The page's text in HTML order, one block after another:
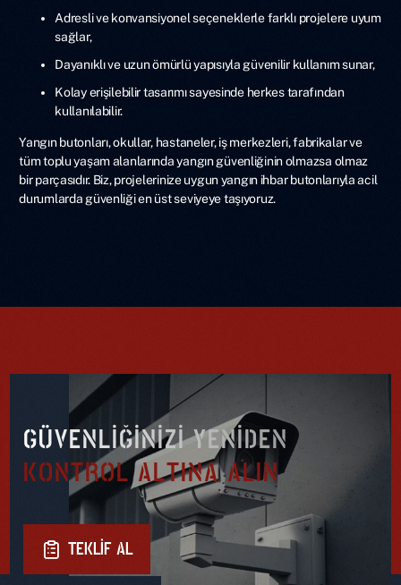
Adresli ve konvansiyonel seçeneklerle farklı projelere uyum
sağlar,
Dayanıklı ve uzun ömürlü yapısıyla güvenilir kullanım sunar,
Kolay erişilebilir tasarımı sayesinde herkes tarafından
kullanılabilir.
Yangın butonları, okullar, hastaneler, iş merkezleri, fabrikalar ve
tüm toplu yaşam alanlarında yangın güvenliğinin olmazsa olmaz
bir parçasıdır. Biz, projelerinize uygun yangın ihbar butonlarıyla acil
durumlarda güvenliği en üst seviyeye taşıyoruz.
GÜVENLIĞINIZI YENIDEN
KONTROL ALTINA ALIN
TEKLIF AL